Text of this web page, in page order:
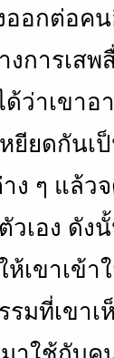
ออกต่อค
งการเสพ
ด้ว่าเขาอ
ยียดกันเ
ง ๆ แล้ว
วเอง ดัง
เขาเข้า
มที่เขาเ